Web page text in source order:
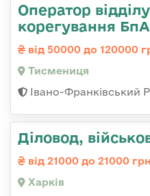
Оператор
корегування
від 50000 до 120000
Тисмениця
Івано-Франківський
Діловод,
від 21000 до 21000 грн
Харків